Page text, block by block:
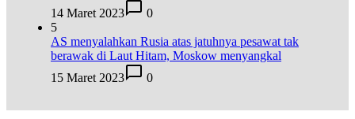
14 Maret 2023
0
5
AS menyalahkan Rusia atas jatuhnya pesawat tak
berawak di Laut Hitam, Moskow menyangkal
15 Maret 2023
0